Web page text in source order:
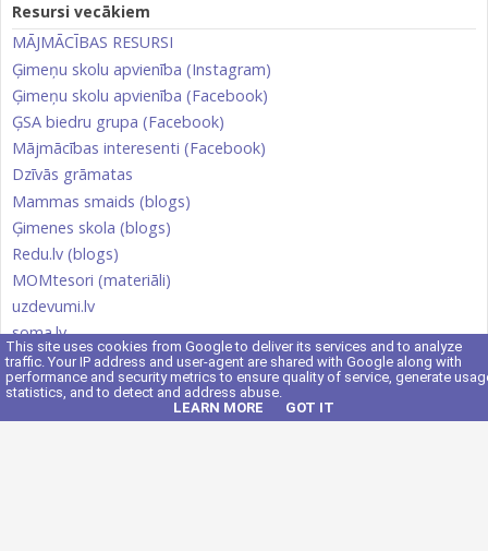
Resursi vecākiem
MĀJMĀCĪBAS RESURSI
Ģimeņu skolu apvienība (Instagram)
Ģimeņu skolu apvienība (Facebook)
ĢSA biedru grupa (Facebook)
Mājmācības interesenti (Facebook)
Dzīvās grāmatas
Mammas smaids (blogs)
Ģimenes skola (blogs)
Redu.lv (blogs)
MOMtesori (materiāli)
uzdevumi.lv
soma.lv
Skola 2030
ĢSA Kontakti
This site uses cookies from Google to deliver its services and to analyze
traffic. Your IP address and user-agent are shared with Google along with
performance and security metrics to ensure quality of service, generate
statistics, and to detect and address abuse.
LEARN MORE
GOT IT